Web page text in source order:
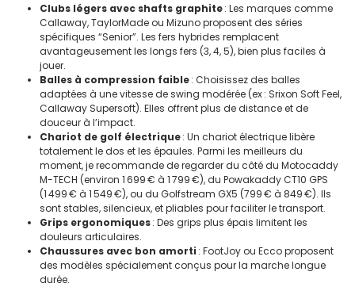
Clubs légers avec shafts graphite: Les marques comme
Callaway, TaylorMade ou Mizuno proposent des séries
spécifiques “Senior”. Les fers hybrides remplacent
avantageusement les longs fers (3, 4, 5), bien plus faciles à
jouer.
Balles à compression faible: Choisissez des balles
adaptées à une vitesse de swing modérée (ex : Srixon Soft Feel,
Callaway Supersoft). Elles offrent plus de distance et de
douceur à l’impact.
Chariot de golf électrique: Un chariot électrique libère
totalement le dos et les épaules. Parmi les meilleurs du
moment, je recommande de regarder du côté du Motocaddy
M-TECH (environ 1 699 € à 1 799 €), du Powakaddy CT10 GPS
(1 499 € à 1 549 €), ou du Golfstream GX5 (799 € à 849 €). Ils
sont stables, silencieux, et pliables pour faciliter le transport.
Grips ergonomiques: Des grips plus épais limitent les
douleurs articulaires.
Chaussures avec bon amorti : FootJoy ou Ecco proposent
des modèles spécialement conçus pour la marche longue
durée.